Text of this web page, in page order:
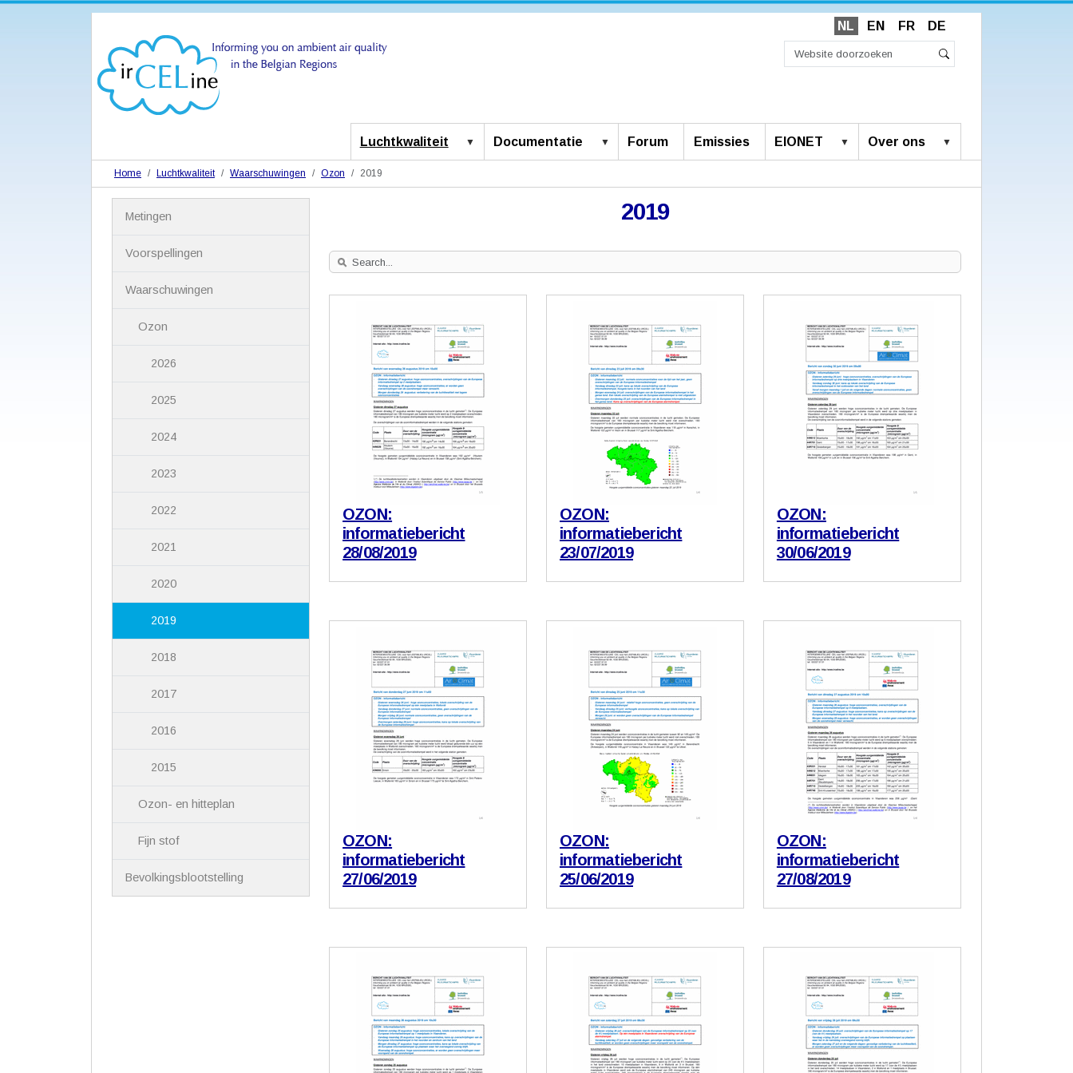
NL EN FR DE
Luchtkwaliteit Documentatie Forum Emissies EIONET Over ons
Home Luchtkwaliteit Waarschuwingen Ozon 2019
2019
Search
Site
OZON:
informatiebericht
28/08/2019
OZON:
informatiebericht
23/07/2019
OZON:
informatiebericht
30/06/2019
OZON:
informatiebericht
27/06/2019
OZON:
informatiebericht
25/06/2019
OZON:
informatiebericht
27/08/2019
Metingen
Voorspellingen
Waarschuwingen
Ozon
2026
2025
2024
2023
2022
2021
2020
2019
2018
2017
2016
2015
Ozon- en hitteplan
Fijn stof
Bevolkingsblootstelling